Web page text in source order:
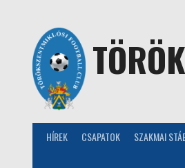
HÍREK CSAPATOK SZAKMAI